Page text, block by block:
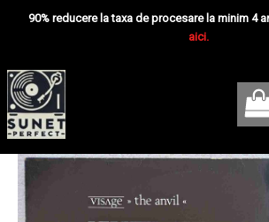
90% reducere la taxa de procesare la minim 4
aici.
Cantitate
–
The
-